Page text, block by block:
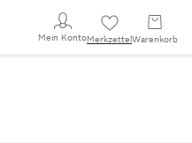
Mein KontoMerkzettel Warenkorb